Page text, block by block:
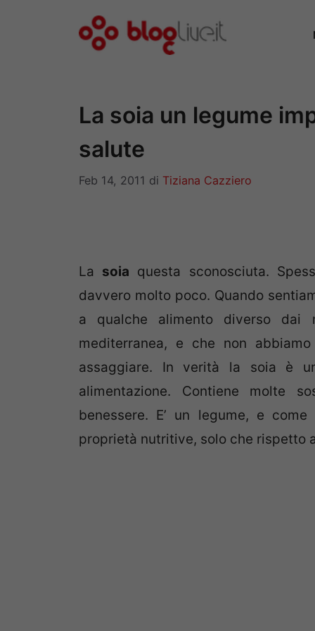
La soia un legume
salute
Feb 14, 2011 di Tiziana Cazziero
La soia questa sconosciuta.
davvero molto poco. Quando
a qualche alimento diverso dai
mediterranea, e che non
assaggiare. In verità la soia è
alimentazione. Contiene molte
benessere. E’ un legume, e
proprietà nutritive, solo che rispetto